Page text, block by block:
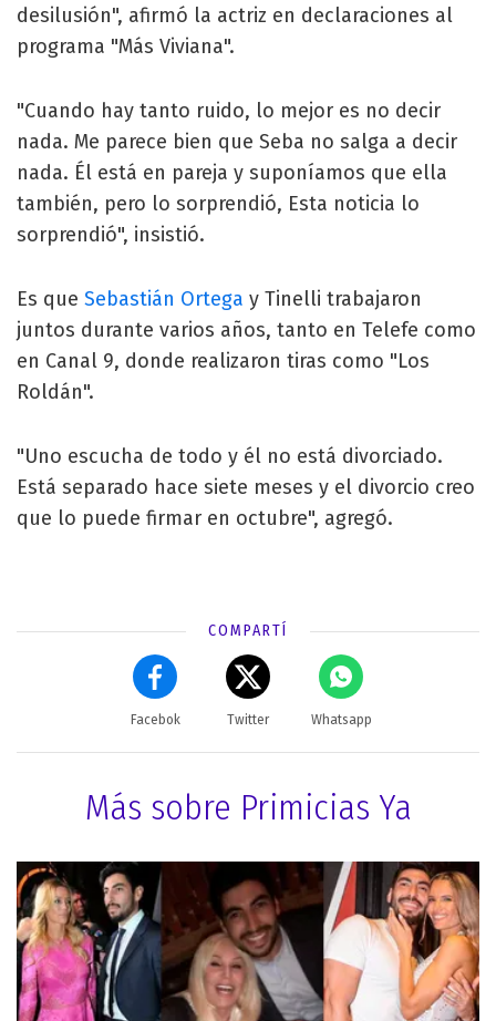
desilusión", afirmó la actriz en declaraciones al
programa "Más Viviana".
"Cuando hay tanto ruido, lo mejor es no decir
nada. Me parece bien que Seba no salga a decir
nada. Él está en pareja y suponíamos que ella
también, pero lo sorprendió, Esta noticia lo
sorprendió", insistió.
Es que Sebastián Ortega y Tinelli trabajaron
juntos durante varios años, tanto en Telefe como
en Canal 9, donde realizaron tiras como "Los
Roldán".
"Uno escucha de todo y él no está divorciado.
Está separado hace siete meses y el divorcio creo
que lo puede firmar en octubre", agregó.
COMPARTÍ
Facebok Twitter Whatsapp
Más sobre Primicias Ya